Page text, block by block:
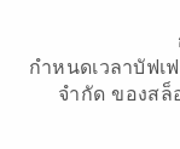
กำหนดเวลาบัฟ
จำกัด ของสล็